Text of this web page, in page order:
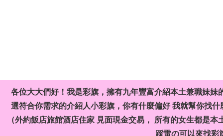
各位大大們好！我是彩旗，擁有九年豐富介紹本土兼職妹
選符合你需求的介紹人小彩旗，你有什麼偏好 我就幫你找
（外約飯店旅館酒店住家 見面現金交易， 所有的女生都是
踩雷の可以來找彩